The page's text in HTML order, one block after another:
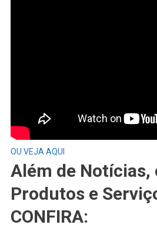
OU VEJA AQUI
Além de
Produtos e
CONFIRA: